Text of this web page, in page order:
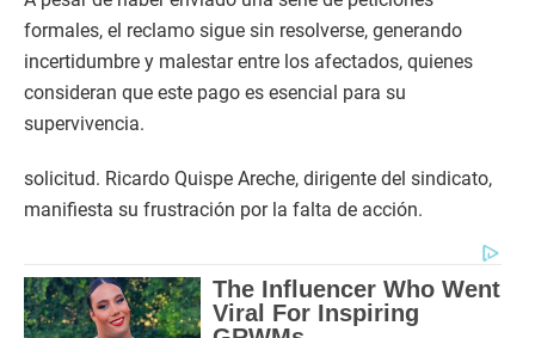
formales, el reclamo sigue sin resolverse, generando
incertidumbre y malestar entre los afectados, quienes
consideran que este pago es esencial para su
supervivencia.
solicitud. Ricardo Quispe Areche, dirigente del sindicato,
manifiesta su frustración por la falta de acción.